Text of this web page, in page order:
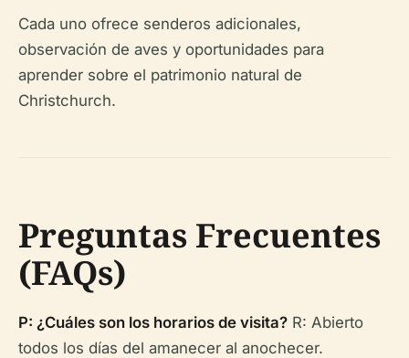
Cada uno ofrece senderos adicionales,
observación de aves y oportunidades para
aprender sobre el patrimonio natural de
Christchurch.
Preguntas Frecuentes
(FAQs)
P: ¿Cuáles son los horarios de visita? R: Abierto
todos los días del amanecer al anochecer.